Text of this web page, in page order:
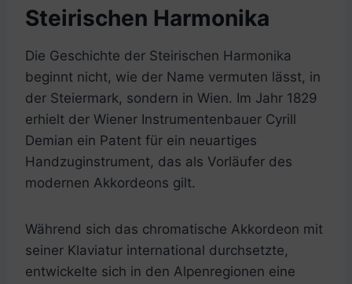
Steirischen Harmonika
Die Geschichte der Steirischen Harmonika
beginnt nicht, wie der Name vermuten lässt, in
der Steiermark, sondern in Wien. Im Jahr 1829
erhielt der Wiener Instrumentenbauer Cyrill
Demian ein Patent für ein neuartiges
Handzuginstrument, das als Vorläufer des
modernen Akkordeons gilt.
Während sich das chromatische Akkordeon mit
seiner Klaviatur international durchsetzte,
entwickelte sich in den Alpenregionen eine